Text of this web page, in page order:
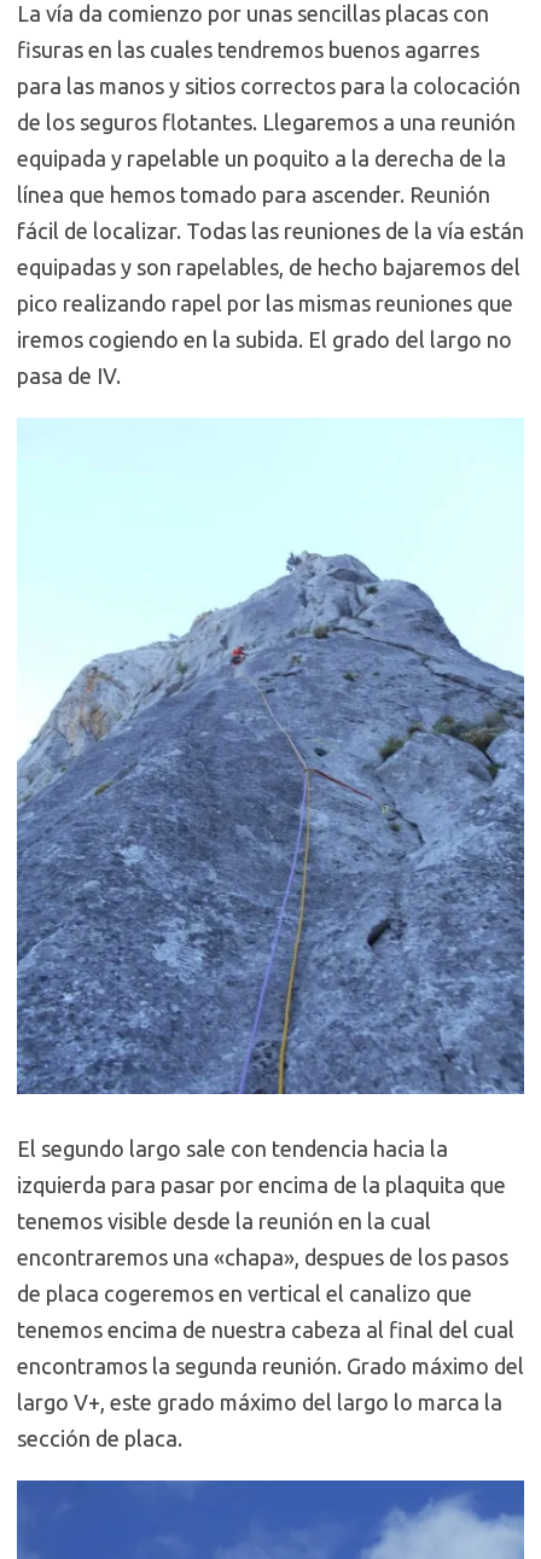
La vía da comienzo por unas sencillas placas con
fisuras en las cuales tendremos buenos agarres
para las manos y sitios correctos para la colocación
de los seguros flotantes. Llegaremos a una reunión
equipada y rapelable un poquito a la derecha de la
línea que hemos tomado para ascender. Reunión
fácil de localizar. Todas las reuniones de la vía están
equipadas y son rapelables, de hecho bajaremos del
pico realizando rapel por las mismas reuniones que
iremos cogiendo en la subida. El grado del largo no
pasa de IV.
El segundo largo sale con tendencia hacia la
izquierda para pasar por encima de la plaquita que
tenemos visible desde la reunión en la cual
encontraremos una «chapa», despues de los pasos
de placa cogeremos en vertical el canalizo que
tenemos encima de nuestra cabeza al final del cual
encontramos la segunda reunión. Grado máximo del
largo V+, este grado máximo del largo lo marca la
sección de placa.